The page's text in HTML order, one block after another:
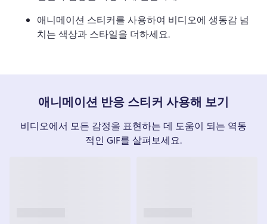
애니메이션 스티커를 사용하여 비디오에 생동감 넘
치는 색상과 스타일을 더하세요.
애니메이션 반응 스티커 사용해 보기
비디오에서 모든 감정을 표현하는 데 도움이 되는 역동
적인 GIF를 살펴보세요.